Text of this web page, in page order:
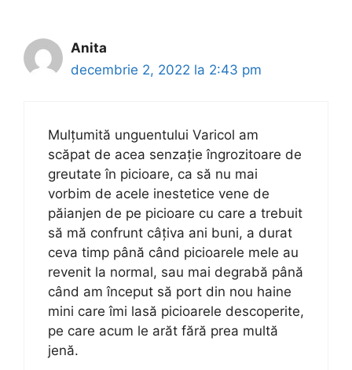
Anita
decembrie 2, 2022 la 2:43 pm
Mulțumită unguentului Varicol am
scăpat de acea senzație îngrozitoare de
greutate în picioare, ca să nu mai
vorbim de acele inestetice vene de
păianjen de pe picioare cu care a trebuit
să mă confrunt câțiva ani buni, a durat
ceva timp până când picioarele mele au
revenit la normal, sau mai degrabă până
când am început să port din nou haine
mini care îmi lasă picioarele descoperite,
pe care acum le arăt fără prea multă
jenă.